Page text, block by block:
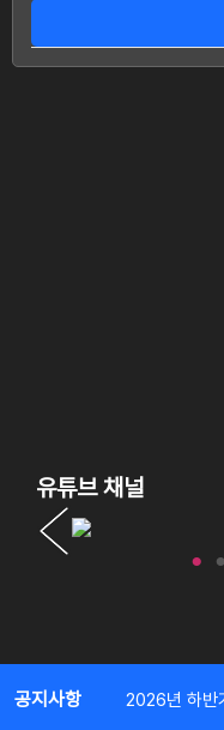
유튜브 채널
공지사항 2026년 하반